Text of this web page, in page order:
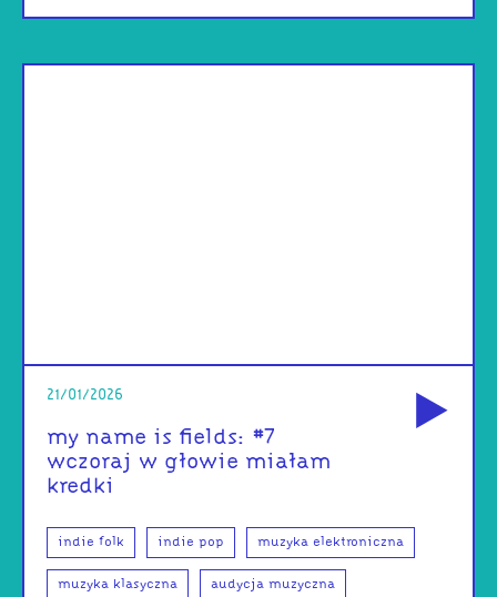
21/01/2026
my name is fields: #7
wczoraj w głowie miałam
kredki
indie folk indie pop muzyka elektroniczna
muzyka klasyczna audycja muzyczna